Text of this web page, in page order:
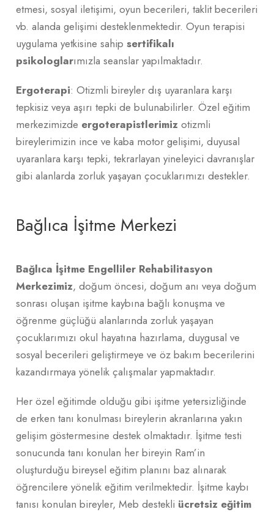
etmesi, sosyal iletişimi, oyun becerileri, taklit becerileri
vb. alanda gelişimi desteklenmektedir. Oyun terapisi
uygulama yetkisine sahip sertifikalı
psikologlarımızla seanslar yapılmaktadır.
Ergoterapi: Otizmli bireyler dış uyaranlara karşı
tepkisiz veya aşırı tepki de bulunabilirler. Özel eğitim
merkezimizde ergoterapistlerimiz otizmli
bireylerimizin ince ve kaba motor gelişimi, duyusal
uyaranlara karşı tepki, tekrarlayan yineleyici davranışlar
gibi alanlarda zorluk yaşayan çocuklarımızı destekler.
Bağlıca İşitme Merkezi
Bağlıca İşitme Engelliler Rehabilitasyon
Merkezimiz, doğum öncesi, doğum anı veya doğum
sonrası oluşan işitme kaybına bağlı konuşma ve
öğrenme güçlüğü alanlarında zorluk yaşayan
çocuklarımızı okul hayatına hazırlama, duygusal ve
sosyal becerileri geliştirmeye ve öz bakım becerilerini
kazandırmaya yönelik çalışmalar yapmaktadır.
Her özel eğitimde olduğu gibi işitme yetersizliğinde
de erken tanı konulması bireylerin akranlarına yakın
gelişim göstermesine destek olmaktadır. İşitme testi
sonucunda tanı konulan her bireyin Ram’in
oluşturduğu bireysel eğitim planını baz alınarak
öğrencilere yönelik eğitim verilmektedir. İşitme kaybı
tanısı konulan bireyler, Meb destekli ücretsiz eğitim